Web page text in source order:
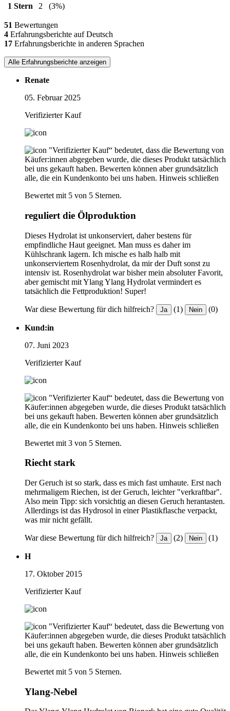
1 Stern
2 (3%)
51 Bewertungen
4 Erfahrungsberichte auf Deutsch
17 Erfahrungsberichte in anderen Sprachen
Alle Erfahrungsberichte anzeigen
Renate
05. Februar 2025
Verifizierter Kauf
"Verifizierter Kauf“ bedeutet, dass die Bewertung von
Käufer:innen abgegeben wurde, die dieses Produkt tatsächlich
bei uns gekauft haben. Bewerten können aber grundsätzlich
alle, die ein Kundenkonto bei uns haben. Hinweis schließen
Bewertet mit 5 von 5 Sternen.
reguliert die Ölproduktion
Dieses Hydrolat ist unkonserviert, daher bestens für
empfindliche Haut geeignet. Man muss es daher im
Kühlschrank lagern. Ich mische es halb halb mit
unkonserviertem Rosenhydrolat, da mir der Duft sonst zu
intensiv ist. Rosenhydrolat war bisher mein absoluter Favorit,
aber gemischt mit Ylang Ylang Hydrolat vermindert es
tatsächlich die Fettproduktion! Super!
War diese Bewertung für dich hilfreich? Ja (1) Nein (0)
Kund:in
07. Juni 2023
Verifizierter Kauf
"Verifizierter Kauf“ bedeutet, dass die Bewertung von
Käufer:innen abgegeben wurde, die dieses Produkt tatsächlich
bei uns gekauft haben. Bewerten können aber grundsätzlich
alle, die ein Kundenkonto bei uns haben. Hinweis schließen
Bewertet mit 3 von 5 Sternen.
Riecht stark
Der Geruch ist so stark, dass es mich fast umhaute. Erst nach
mehrmaligem Riechen, ist der Geruch, leichter "verkraftbar".
Also mein Tipp: sich vorsichtig an diesen Geruch herantasten.
Allerdings ist das Hydrosol in einer Plastikflasche verpackt,
was mir nicht gefällt.
War diese Bewertung für dich hilfreich? Ja (2) Nein (1)
H
17. Oktober 2015
Verifizierter Kauf
"Verifizierter Kauf“ bedeutet, dass die Bewertung von
Käufer:innen abgegeben wurde, die dieses Produkt tatsächlich
bei uns gekauft haben. Bewerten können aber grundsätzlich
alle, die ein Kundenkonto bei uns haben. Hinweis schließen
Bewertet mit 5 von 5 Sternen.
Ylang-Nebel